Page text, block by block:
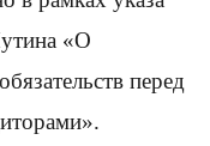
«О
перед